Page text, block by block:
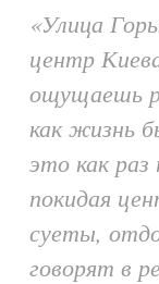
«Улица
центр
ощущаешь
как жизнь
это как
покидая
суеты,
говорят в